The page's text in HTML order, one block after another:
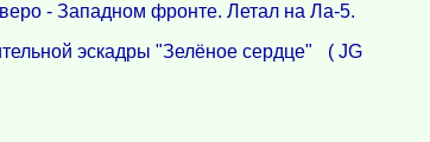
- Западном фронте. Летал на Ла-5.
эскадры "Зелёное сердце" ( JG